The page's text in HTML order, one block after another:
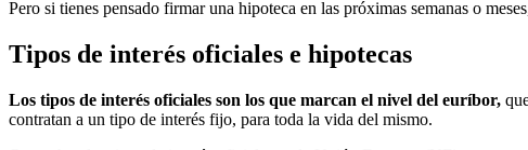
Pero si tienes pensado firmar una hipoteca en las próximas semanas o
Tipos de interés oficiales e hipotecas
Los tipos de interés oficiales son los que marcan el nivel del euríbor,
contratan a un tipo de interés fijo, para toda la vida del mismo.